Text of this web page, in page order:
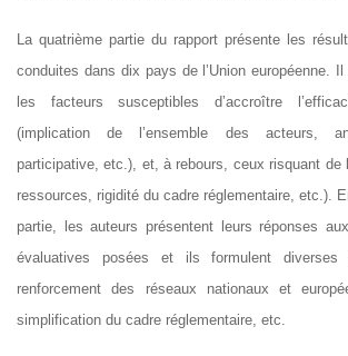
La quatrième partie du rapport présente les
conduites dans dix pays de l’Union européenne. Il
les facteurs susceptibles d’accroître
(implication de l’ensemble des acteurs,
participative, etc.), et, à rebours, ceux risquant de
ressources, rigidité du cadre réglementaire, etc.).
partie, les auteurs présentent leurs réponses
évaluatives posées et ils formulent diverses
renforcement des réseaux nationaux et
simplification du cadre réglementaire, etc.